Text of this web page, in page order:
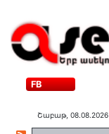
FB
Շաբաթ, 08.08.2026